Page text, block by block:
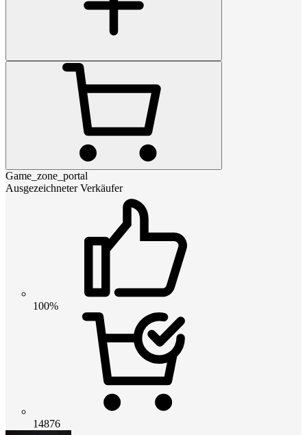
Game_zone_portal
Ausgezeichneter Verkäufer
100%
14876